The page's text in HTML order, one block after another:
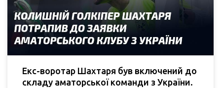
Екс-воротар Шахтаря був включений до
складу аматорської команди з України.